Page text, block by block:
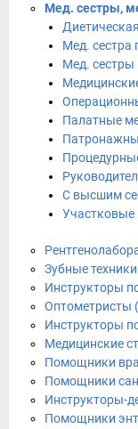
Мед. сестры,
Мед. сестра
Мед. сестры
Палатные
С высшим
Участковые
Зубные
Инструкторы
Оптометристы
Инструкторы
Медицинские
Помощники
Помощники
Инструкторы-
Помощники